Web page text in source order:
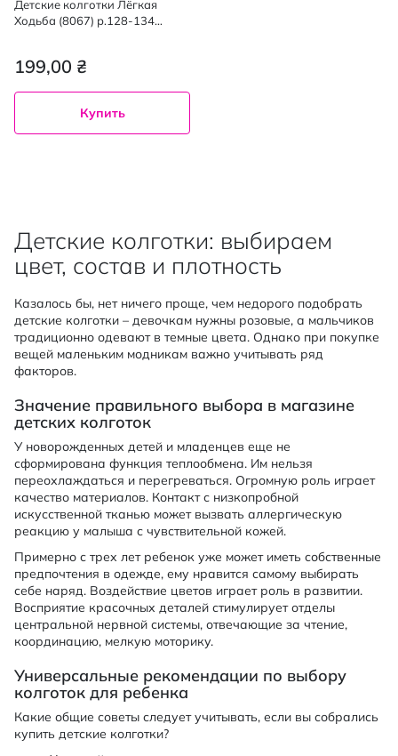
Детские колготки Лёгкая
Ходьба (8067) р.128-134
199,00 ₴
Купить
Детские колготки: выбираем
цвет, состав и плотность
Казалось бы, нет ничего проще, чем недорого подобрать
детские колготки – девочкам нужны розовые, а мальчиков
традиционно одевают в темные цвета. Однако при покупке
вещей маленьким модникам важно учитывать ряд
факторов.
Значение правильного выбора в магазине
детских колготок
У новорожденных детей и младенцев еще не
сформирована функция теплообмена. Им нельзя
переохлаждаться и перегреваться. Огромную роль играет
качество материалов. Контакт с низкопробной
искусственной тканью может вызвать аллергическую
реакцию у малыша с чувствительной кожей.
Примерно с трех лет ребенок уже может иметь собственные
предпочтения в одежде, ему нравится самому выбирать
себе наряд. Воздействие цветов играет роль в развитии.
Восприятие красочных деталей стимулирует отделы
центральной нервной системы, отвечающие за чтение,
координацию, мелкую моторику.
Универсальные рекомендации по выбору
колготок для ребенка
Какие общие советы следует учитывать, если вы собрались
купить детские колготки?